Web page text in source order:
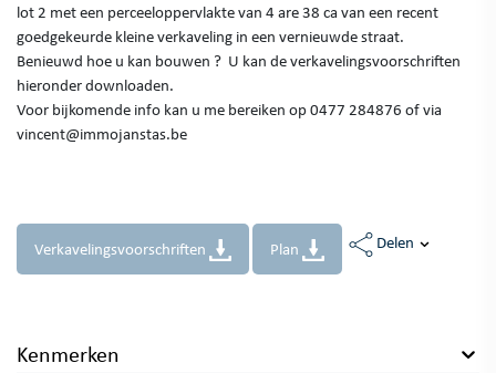
lot 2 met een perceeloppervlakte van 4 are 38 ca van een recent
goedgekeurde kleine verkaveling in een vernieuwde straat.
Benieuwd hoe u kan bouwen ? U kan de verkavelingsvoorschriften
hieronder downloaden.
Voor bijkomende info kan u me bereiken op 0477 284876 of via
vincent@immojanstas.be
Verkavelingsvoorschriften Plan Delen
Kenmerken